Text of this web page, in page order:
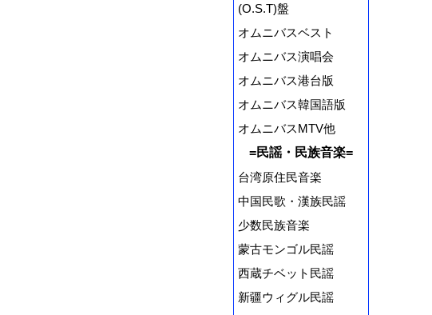
(O.S.T)盤
オムニバスベスト
オムニバス演唱会
オムニバス港台版
オムニバス韓国語版
オムニバスMTV他
=民謡・民族音楽=
台湾原住民音楽
中国民歌・漢族民謡
少数民族音楽
蒙古モンゴル民謡
西蔵チベット民謡
新疆ウィグル民謡